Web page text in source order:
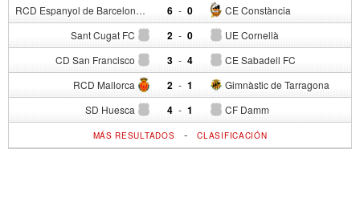
RCD Espanyol de Barcelona 6 - CE Constància
0
Sant Cugat FC 2 - UE Cornellà
0
CD San Francisco 3 - CE Sabadell FC
4
RCD Mallorca 2 - Gimnàstic de Tarragona
1
SD Huesca 4 - CF Damm
1
MÁS RESULTADOS -CLASIFICACIÓN